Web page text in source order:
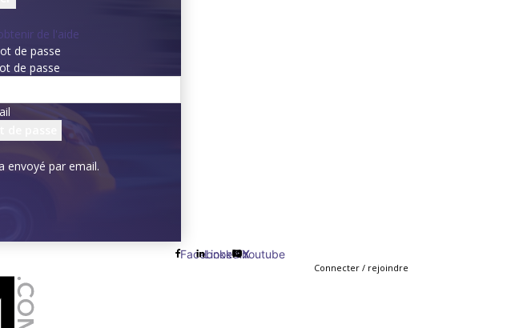
de l'aide
de passe
de passe
envoyé par email.
Facebook
Linkedin
X
Youtube
Connecter / rejoindre